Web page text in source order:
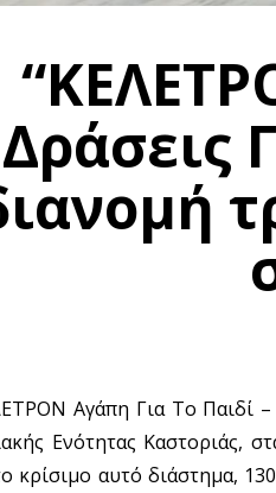
Δράσεις
Αγάπη Για Το Παιδί –
Ενότητας Καστοριάς,
κρίσιμο αυτό διάστημα,